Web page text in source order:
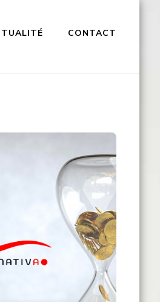
CONTACT